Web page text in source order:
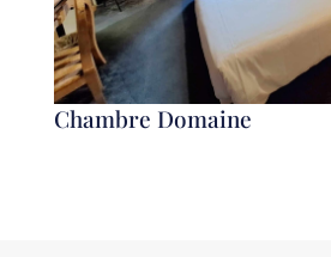
Chambre Domaine